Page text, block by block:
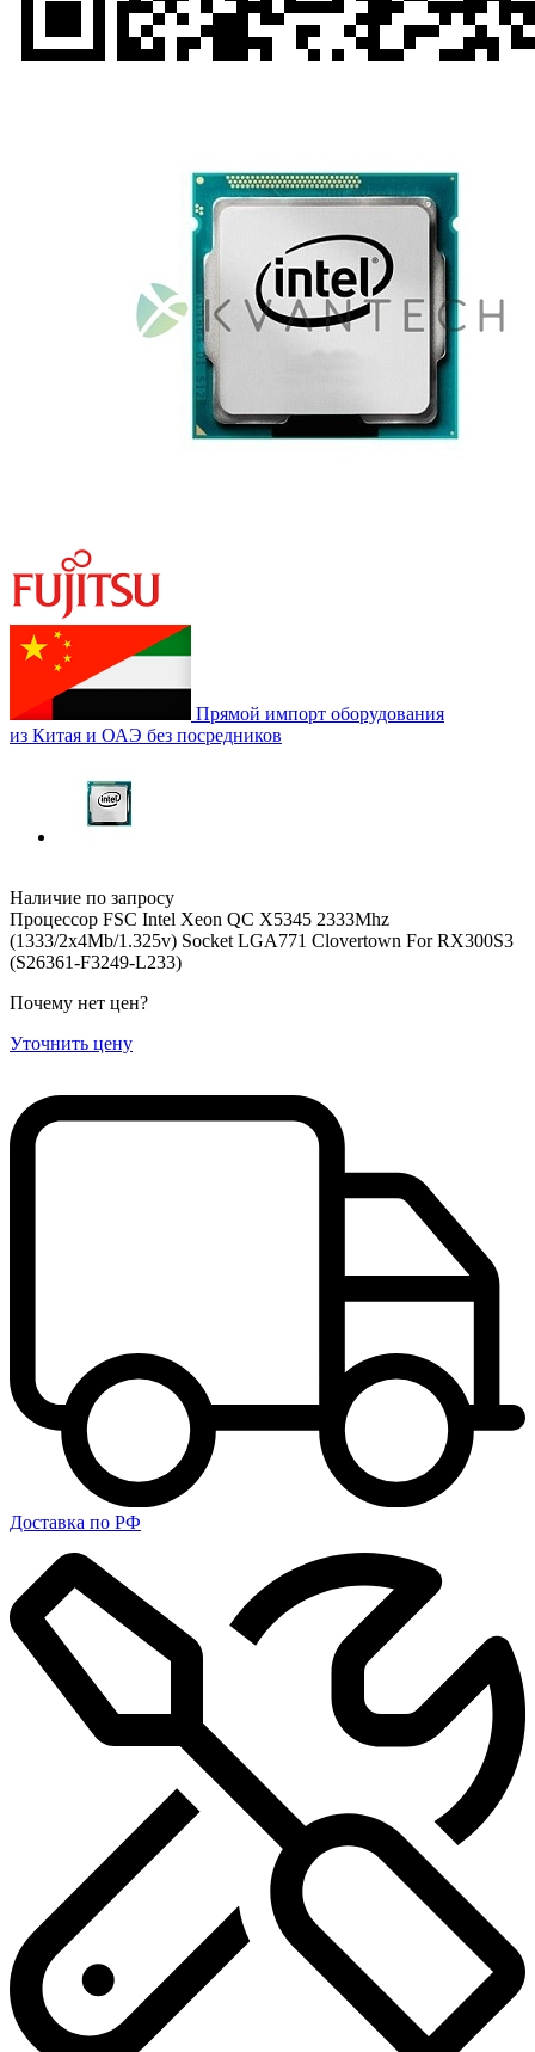
Прямой импорт оборудования
из Китая и ОАЭ без посредников
Наличие по запросу
Процессор FSC Intel Xeon QC X5345 2333Mhz
(1333/2x4Mb/1.325v) Socket LGA771 Clovertown For RX300S3
(S26361-F3249-L233)
Почему нет цен?
Уточнить цену
Доставка по РФ